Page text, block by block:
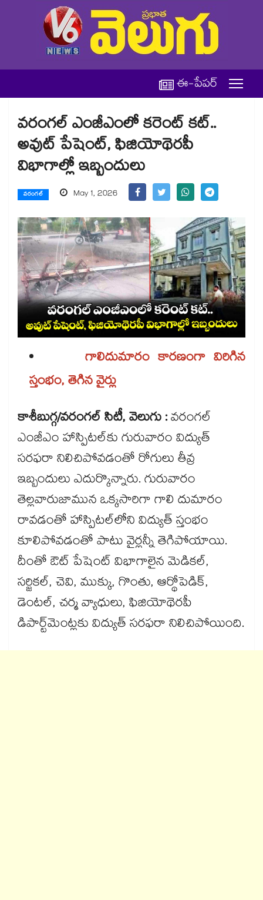
ఈ-పేపర్
వరంగల్‌‌‌‌‌‌‌‌‌‌‌‌‌‌‌‌ ఎంజీఎంలో కరెంట్‌‌‌‌‌‌‌‌‌‌‌‌‌‌‌‌ కట్‌‌‌‌‌‌‌‌‌‌‌‌‌‌‌‌..
అవుట్‌‌‌‌‌‌‌‌‌‌‌‌‌‌‌‌ పేషెంట్‌‌‌‌‌‌‌‌‌‌‌‌‌‌‌‌, ఫిజియోథెరపీ
విభాగాల్లో ఇబ్బందులు
వరంగల్ May 1, 2026
గాలిదుమారం కారణంగా విరిగిన
స్తంభం, తెగిన వైర్లు
కాశీబుగ్గ/వరంగల్‌‌‌‌‌‌‌‌‌‌‌‌‌‌‌‌ సిటీ, వెలుగు :వరంగల్
ఎంజీఎం హాస్పిటల్‌‌‌‌‌‌‌‌‌‌‌‌‌‌‌‌కు గురువారం విద్యుత్‌‌‌‌‌‌‌‌‌‌‌‌‌‌‌‌
సరఫరా నిలిచిపోవడంతో రోగులు తీవ్ర
ఇబ్బందులు ఎదుర్కొన్నారు. గురువారం
తెల్లవారుజామున ఒక్కసారిగా గాలి దుమారం
రావడంతో హాస్పిటల్‌‌‌‌‌‌‌‌‌‌‌‌‌‌‌‌లోని విద్యుత్‌‌‌‌‌‌‌‌‌‌‌‌‌‌‌‌ స్తంభం
కూలిపోవడంతో పాటు వైర్లన్నీ తెగిపోయాయి.
దీంతో ఔట్‌‌‌‌‌‌‌‌‌‌‌‌‌‌‌‌ పేషెంట్‌‌‌‌‌‌‌‌‌‌‌‌‌‌‌‌ విభాగాలైన మెడికల్,
సర్జికల్, చెవి, ముక్కు, గొంతు, ఆర్థోపెడిక్,
డెంటల్‌‌‌‌‌‌‌‌‌‌‌‌‌‌‌‌, చర్మ వ్యాధులు, ఫిజియోథెరపీ
డిపార్ట్‌‌‌‌‌‌‌‌‌‌‌‌‌‌‌‌మెంట్లకు విద్యుత్ సరఫరా నిలిచిపోయింది.